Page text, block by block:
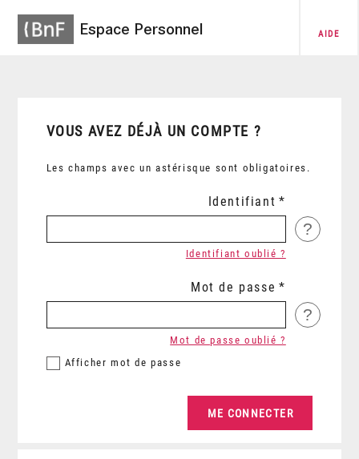
Espace Personnel AIDE
VOUS AVEZ DÉJÀ UN COMPTE ?
Les champs avec un astérisque sont obligatoires.
Identifiant
?
Identifiant oublié ?
Mot de passe
?
Afficher mot de passe
Mot de passe oublié ?